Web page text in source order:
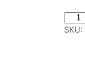
iSKU: